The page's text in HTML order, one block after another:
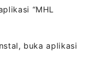
“MHL
buka aplikasi